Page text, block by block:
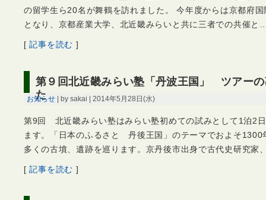
の留学生ら20名が舞鶴を訪れました。 今年度からは京都府
となり、京都産業大学、北近畿みらいと共に三者での共催と
[記事を読む ]
第９回北近畿みらい塾「丹波王国」 ツアー
た
お知らせ | by sakai | 2014年5月28日(水)
第9回 北近畿みらい塾はみらい塾初めての試みとして1泊2
ます。「日本のふるさと 丹後王国」のテーマでおよそ1300
多くの古墳、遺跡を巡ります。京丹後市出身で古代史研究家
[記事を読む ]